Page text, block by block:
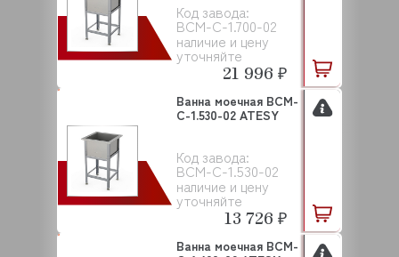
Код завода:
ВСМ-С-1.700-02
наличие и цену
уточняйте
21 996 ₽
Код завода:
ВСМ-С-1.530-02
наличие и цену
уточняйте
Ванна моечная ВСМ-
С-1.530-02 ATESY
13 726 ₽
Ванна моечная ВСМ-